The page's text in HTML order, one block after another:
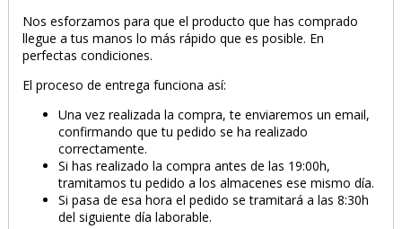
Nos esforzamos para que el producto que has comprado
llegue a tus manos lo más rápido que es posible. En
perfectas condiciones.
El proceso de entrega funciona así:
Una vez realizada la compra, te enviaremos un email,
confirmando que tu pedido se ha realizado
correctamente.
Si has realizado la compra antes de las 19:00h,
tramitamos tu pedido a los almacenes ese mismo día.
Si pasa de esa hora el pedido se tramitará a las 8:30h
del siguiente día laborable.